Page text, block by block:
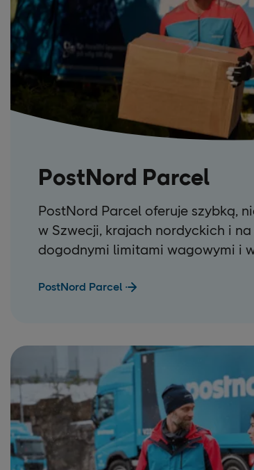
PostNord Parcel
PostNord Parcel oferuje szybką,
w Szwecji, krajach nordyckich i na
dogodnymi limitami wagowymi i
PostNord Parcel